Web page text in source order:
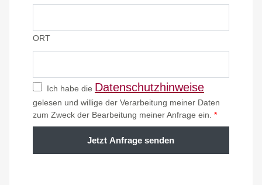
ORT
Ich habe die Datenschutzhinweise
gelesen und willige der Verarbeitung meiner Daten
zum Zweck der Bearbeitung meiner Anfrage ein. *
Jetzt Anfrage senden